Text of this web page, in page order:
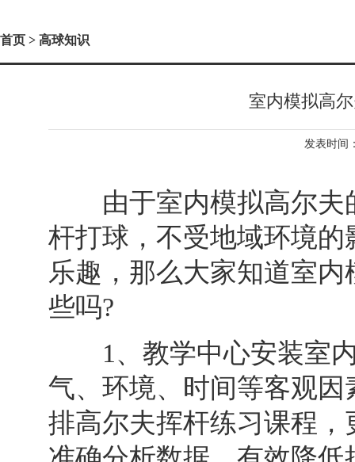
首页 > 高球知识
室内模拟高
发表时间
由于室内模拟高尔夫
杆打球，不受地域环境
乐趣，那么大家知道室
些吗?
1、教学中心安装室内
气、环境、时间等客观
排高尔夫挥杆练习课程